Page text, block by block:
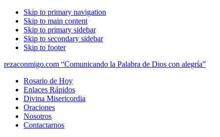
Skip to primary navigation
Skip to main content
Skip to primary sidebar
Skip to secondary sidebar
Skip to footer
rezaconmigo.com “Comunicando la Palabra de Dios con alegría”
Rosario de Hoy
Enlaces Rápidos
Divina Misericordia
Oraciones
Nosotros
Contactarnos